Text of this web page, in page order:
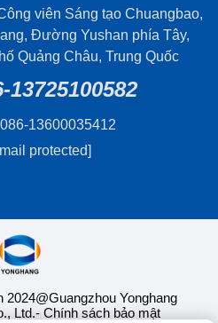
viên Sáng tạo Chuangbao,
Đường Yushan phía Tây,
Quảng Châu, Trung Quốc
13725100582
13600035412
protected]
Yonghang
Ltd.- Chính sách bảo mật